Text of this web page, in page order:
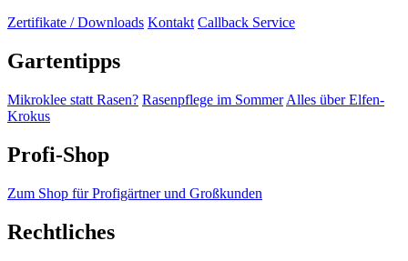
Zertifikate / Downloads Kontakt Callback Service
Gartentipps
Mikroklee statt Rasen? Rasenpflege im Sommer Alles über Elfen-
Krokus
Profi-Shop
Zum Shop für Profigärtner und Großkunden
Rechtliches